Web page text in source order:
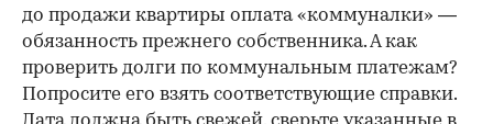
до продажи квартиры оплата «коммуналки» —
обязанность прежнего собственника. А как
проверить долги по коммунальным платежам?
Попросите его взять соответствующие справки.